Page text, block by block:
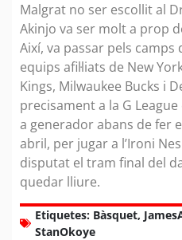
Malgrat no ser escollit al
Akinjo va ser molt a prop
Així, va passar pels camps
equips afil·liats de New
Kings, Milwaukee Bucks i
precisament a la G
a generador abans de fer
abril, per jugar a l’Ironi
disputat el tram final del
quedar lliure.
Etiquetes: Bàsquet,
StanOkoye